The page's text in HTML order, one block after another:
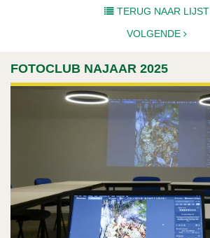
TERUG NAAR LIJST
VOLGENDE
FOTOCLUB NAJAAR 2025